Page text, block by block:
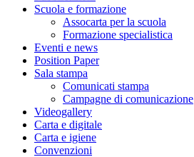
Scuola e formazione
Assocarta per la scuola
Formazione specialistica
Eventi e news
Position Paper
Sala stampa
Comunicati stampa
Campagne di comunicazione
Videogallery
Carta e digitale
Carta e igiene
Convenzioni